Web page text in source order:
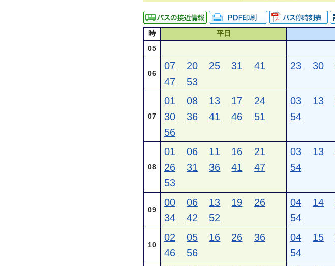
時 平日
05
06
07 20 25 31
41
47
53
23 30
07
01 08 13 17
24
30
36 41 46
51
56
03 13
54
08
01 06 11 16
21
26
31 36 41
47
53
03 13
54
09
00 06 13 19
26
34
42 52
04 14
54
10
02 05 16 26
36
46
56
04 15
54